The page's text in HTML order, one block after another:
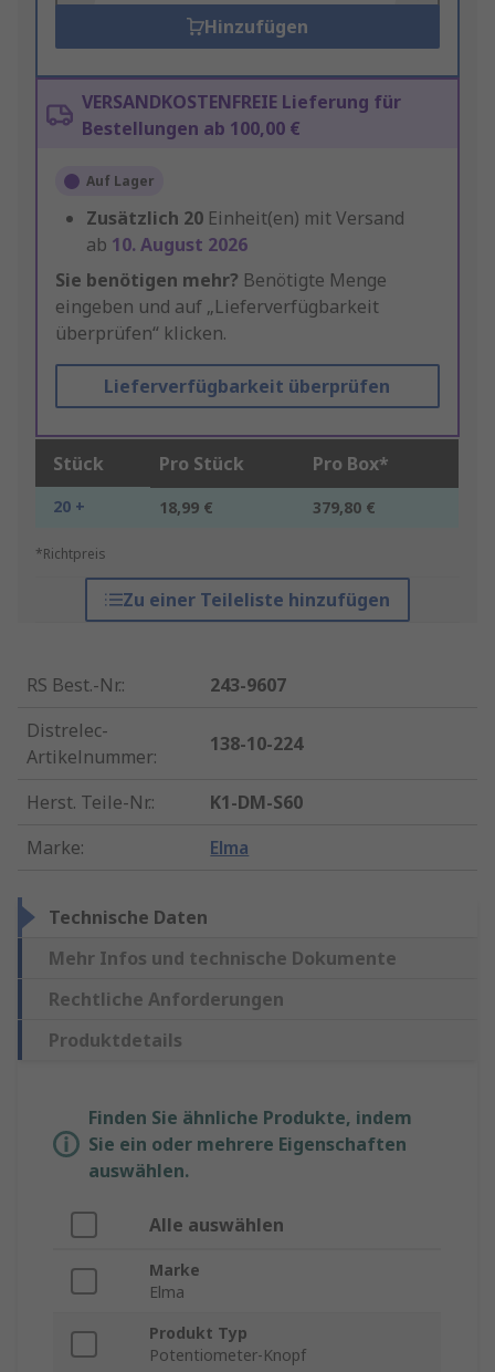
Hinzufügen
VERSANDKOSTENFREIE Lieferung für
Bestellungen ab 100,00 €
Auf Lager
Zusätzlich 20 Einheit(en) mit Versand
ab 10. August 2026
Sie benötigen mehr? Benötigte Menge
eingeben und auf „Lieferverfügbarkeit
überprüfen“ klicken.
Lieferverfügbarkeit überprüfen
Stück Pro Stück Pro Box*
20 + 18,99 € 379,80 €
*Richtpreis
Zu einer Teileliste hinzufügen
RS Best.-Nr.:
243-9607
Distrelec-
Artikelnummer:
138-10-224
Herst. Teile-Nr.:
K1-DM-S60
Marke: Elma
Technische Daten
Mehr Infos und technische Dokumente
Rechtliche Anforderungen
Produktdetails
Finden Sie ähnliche Produkte, indem
Sie ein oder mehrere Eigenschaften
auswählen.
Alle auswählen
Marke
Elma
Produkt Typ
Potentiometer-Knopf